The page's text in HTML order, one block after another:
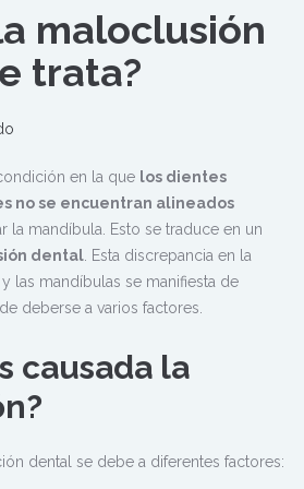
maloclusión
trata?
en la que los dientes
no se encuentran alineados
la mandíbula. Esto se traduce en un
dental . Esta discrepancia en la
las mandíbulas se manifiesta de
deberse a varios factores.
causada la
dental se debe a diferentes factores: